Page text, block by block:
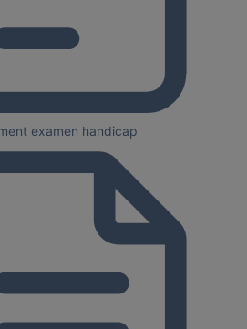
examen handicap